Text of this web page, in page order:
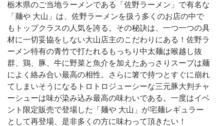
栃木県のご当地ラーメンである「佐野ラーメン」で有名な
「麺や 大山」は、佐野ラーメンを扱う多くのお店の中で
もトップクラスの人気を誇る。その秘訣は、一つ一つの具
材に一切妥協をしない大山店主のこだわりにある！佐野ラ
ーメン特有の青竹で打たれるもっちり中太麺は喉越し抜
群、鶏、豚、牛に野菜と魚介を加えたあっさりスープは麺
によく絡み合い最高の相性。さらに箸で持つとすぐに崩れ
てしまいそうになるトロトロジューシーな三元豚大判チャ
ーシューは味が染み込み最高の味わいである。一度はイベ
ント限定販売で登場した「麺や 大山」が宅麺レギュラー
として再登場、是非多くの方に味わって頂きたい！